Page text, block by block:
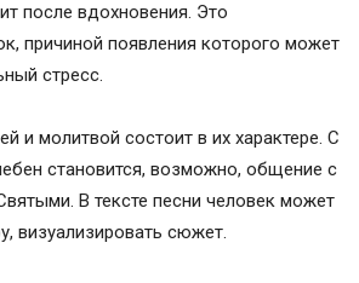
после вдохновения. Это
причиной появления которого может
стресс.
и молитвой состоит в их характере. С
становится, возможно, общение с
В тексте песни человек может
визуализировать сюжет.